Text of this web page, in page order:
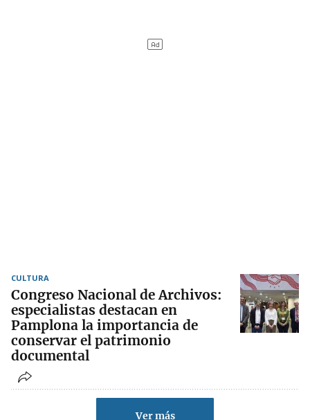
CULTURA
Congreso Nacional de Archivos:
especialistas destacan en
Pamplona la importancia de
conservar el patrimonio
documental
Ver más